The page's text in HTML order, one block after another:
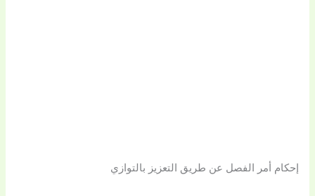
إحكام أمر الفصل عن طريق التعزيز بالتوازي